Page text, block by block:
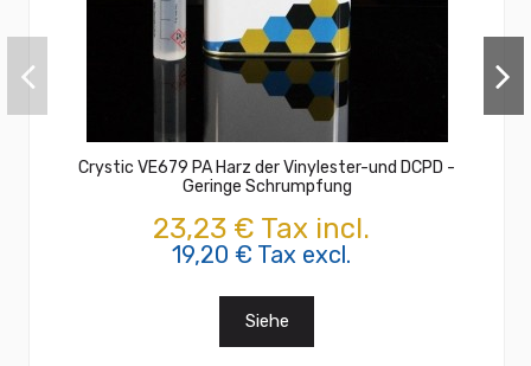
Crystic VE679 PA Harz der Vinylester-und DCPD -
Geringe Schrumpfung
23,23 € Tax incl.
19,20 € Tax excl.
Siehe